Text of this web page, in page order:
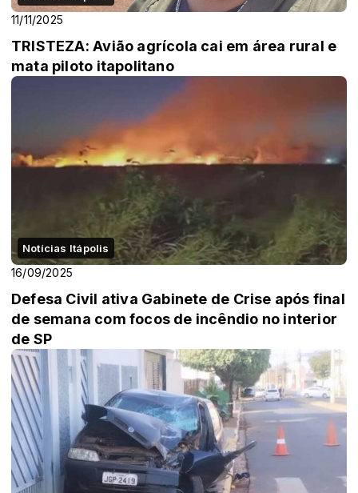
11/11/2025
TRISTEZA: Avião agrícola cai em área rural e
mata piloto itapolitano
Notícias Itápolis
16/09/2025
Defesa Civil ativa Gabinete de Crise após final
de semana com focos de incêndio no interior
de SP